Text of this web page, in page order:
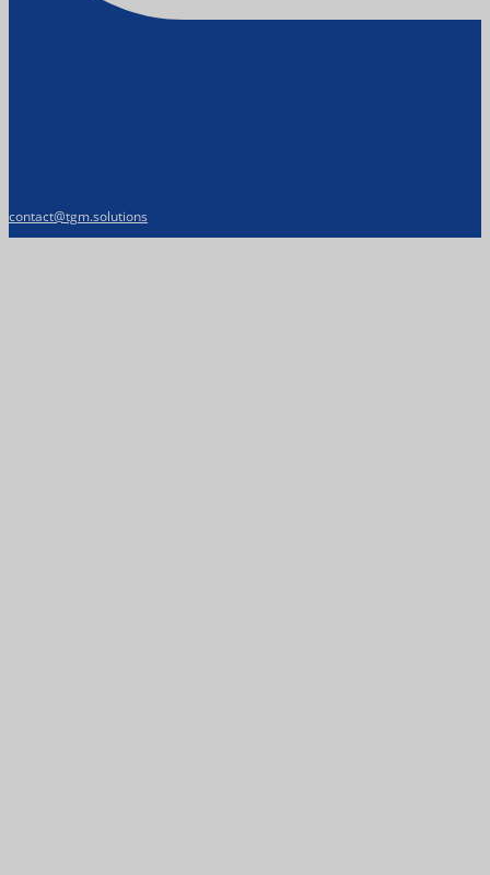
contact@tgm.solutions